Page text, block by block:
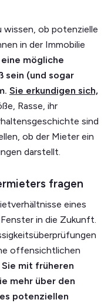
wissen, ob potenzielle
in der Immobilie
mögliche
sein (und sogar
Sie erkundigen sich,
Rasse, ihr
sind
ob der Mieter ein
darstellt.
fragen
eines
in die Zukunft.
offensichtlichen
Sie mit früheren
mehr über den
potenziellen